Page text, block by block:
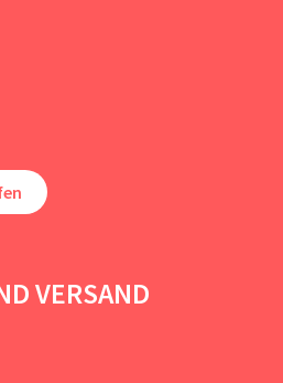
VERSAND